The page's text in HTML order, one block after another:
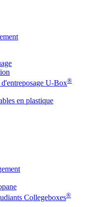
U-Box®
en plastique
Collegeboxes®